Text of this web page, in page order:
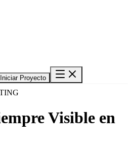
Iniciar Proyecto
Visible en